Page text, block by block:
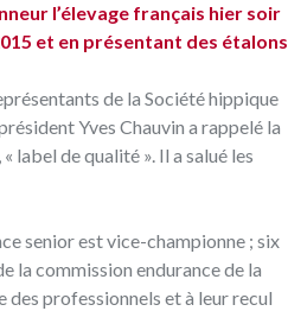
l’élevage français hier soir
et en présentant des étalons
de la Société hippique
Yves Chauvin a rappelé la
label de qualité ». Il a salué les
senior est vice-championne ; six
la commission endurance de la
des professionnels et à leur recul